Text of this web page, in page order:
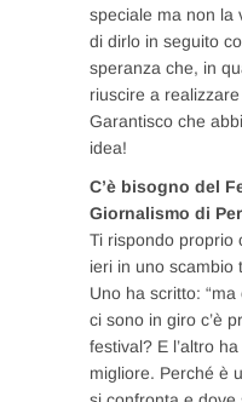
speciale ma non la
di dirlo in seguito
speranza che, in
riuscire a
Garantisco che
idea!
C’è bisogno del
Giornalismo di
Ti rispondo proprio
ieri in uno scambio
Uno ha scritto:
ci sono in giro c’è
festival? E l’altro
migliore. Perché è